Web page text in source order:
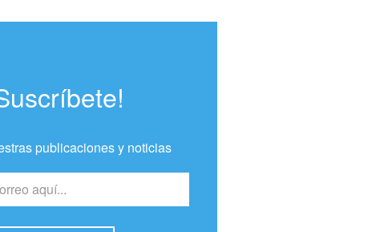
publicaciones y noticias